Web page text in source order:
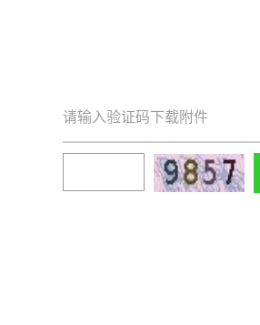
请输入验证码下载附件